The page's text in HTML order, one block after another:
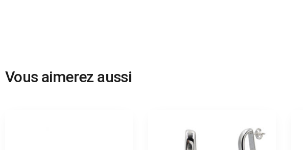
Vous aimerez aussi